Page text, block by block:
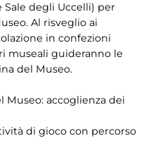
Sale degli Uccelli) per
Al risveglio ai
in confezioni
museali guideranno le
del Museo.
Museo: accoglienza dei
di gioco con percorso